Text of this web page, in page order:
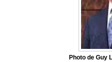
Photo de Guy